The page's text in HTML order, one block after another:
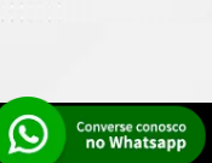
Mapa do Site Sitemap XML